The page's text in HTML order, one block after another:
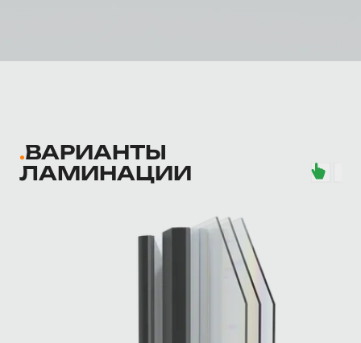
ВАРИАНТЫ
ЛАМИНАЦИИ